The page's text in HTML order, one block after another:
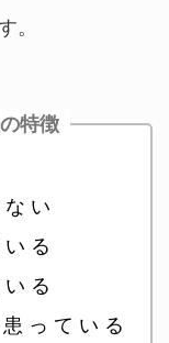
。
特徴
い
る
る
っ て い る